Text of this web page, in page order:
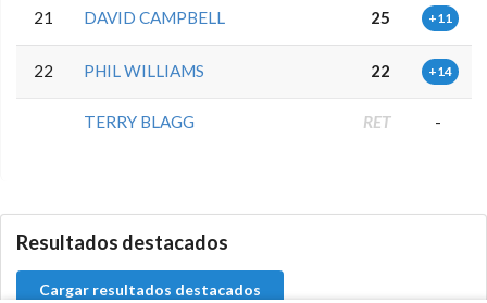
21 DAVID CAMPBELL 25 +11
22 PHIL WILLIAMS 22 +14
TERRY BLAGG RET -
Resultados destacados
Cargar resultados destacados